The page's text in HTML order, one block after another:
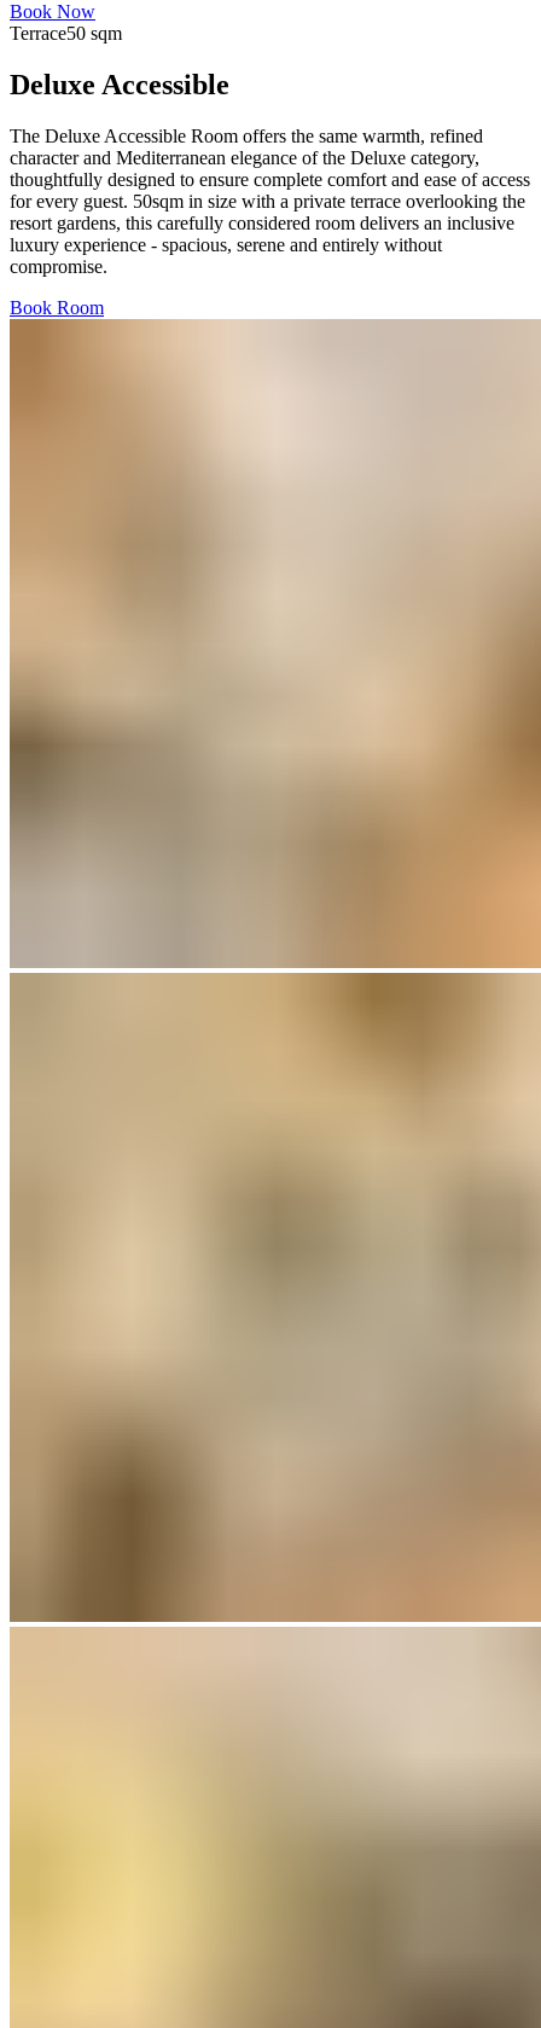
Book Now
Terrace​​​​‌ ‍ ​‍​‍‌‍ ‌ ​‍‌‍‍‌‌‍‌ ‌‍‍‌‌‍ ‍​‍​‍​ ‍‍​‍​‍‌ ​ ‌‍​‌‌‍ ‍‌‍‍‌‌ ‌​‌ ‍‌​‍ ‍‌‍‍‌‌‍ ​‍​‍​‍ ​​‍​‍‌‍‍​‌ ​‍‌‍‌‌‌‍‌‍​‍​‍​ ‍‍​‍​‍‌‍‍​‌ ‌​‌ ‌​‌ ​​‌ ​ ​ ‍‍​‍ ​‍ ‌‍ ​​‍ ‌‌‍​‌‌‍ ‍‌‍‌​​‍ ‌‌ ​‍​‍ ‌‌‍‍​‌‍ ‌ ‌​‌‍‌‌‌‍ ​‌ ​ ​‍ ‌‌ ​ ‌ ‌​‌ ‌‌‌‍‌​‌‍‍‌‌‍ ​‍ ‍‌ ‌‍‌‍‌‌‌ ​‍‌‍​ ‌‍‌‌‌‍ ​​‍ ‍‌‍​‌‌ ​​‌ ​​​‍ ‌‍‍‌‌‍ ‍‌ ‌​‌‍‌‌‌‍ ‍‌ ‌​​‍ ‌‍‌‌‌‍‌​‌‍‍‌‌ ‌​​‍ ‌‍ ‌‌‍ ‌‍‌​‌‍‌‌​ ‌‌ ​​‌ ​‍‌‍‌‌‌ ​ ‌‍‌‌‌‍ ‍‌ ‌​‌‍​‌‌ ‌​‌‍‍‌‌‍ ‌‍ ‍​ ‍ ‌‍‍‌‌‍‌​​ ‌​ ​​​ ‌‍‌‍​‍‌‍‌‍​ ‌‍​ ‌​‌‍‌​​ ​‍​‍ ‌​ ‌‍​ ​‌​ ​‍​ ‌ ​‍ ‌​ ‌​​ ​​​ ‌ ​ ‌‌​‍ ‌​ ‍‌​ ‍‌​ ‌‌​ ‍​​‍ ‌‌‍​ ​ ​‌‌‍​ ‌‍‌‍​ ‌‍​ ‍‌‌‍‌‍​ ​​‌‍‌‍‌‍​‌​ ‌‍​ ​‍​ ‍ ‌ ‌​‌ ‍‌‌ ​​‌‍‌‌​ ‌‌‍‍​‌‍ ‌ ‌​‌‍‌‌‌‍ ​‌‌​‍‌‍ ‌‍ ‌‍ ‌‌‌​ ‌ ‌‌‌‍‍‌‌ ‌​‌‍‌‌‌​​‌‌‍ ‌‌‍‌‌‌‍ ‍‌‍‍‌‌ ‌​‌ ‍‌​ ‍ ‌ ​​‌‍​‌‌ ‌​‌‍‍​​ ‌‌ ‌​‌‍‍‌‌ ‌​‌‍ ​‌‍‌‌​ ‌‍​‍‌‍​‌‌ ​ ‌‍‌‌‌‌‌‌‌ ​‍‌‍ ​​ ‌‌‍‍​‌ ‌​‌ ‌​‌ ​​‌ ​ ​‍‌‌​ ​ ‌​​‌​‍‌‌​ ​‍‌​‌‍​‍‌‌​ ​‍‌​‌‍‌‍ ​​‍ ‌‌‍​‌‌‍ ‍‌‍‌​​‍ ‌‌ ​‍​‍ ‌‌‍‍​‌‍ ‌ ‌​‌‍‌‌‌‍ ​‌ ​ ​‍ ‌‌ ​ ‌ ‌​‌ ‌‌‌‍‌​‌‍‍‌‌‍ ​‍ ‍‌ ‌‍‌‍‌‌‌ ​‍‌‍​ ‌‍‌‌‌‍ ​​‍ ‍‌‍​‌‌ ​​‌ ​​​‍‌‍‌‍‍‌‌‍‌​​ ‌​ ​​​ ‌‍‌‍​‍‌‍‌‍​ ‌‍​ ‌​‌‍‌​​ ​‍​‍ ‌​ ‌‍​ ​‌​ ​‍​ ‌ ​‍ ‌​ ‌​​ ​​​ ‌ ​ ‌‌​‍ ‌​ ‍‌​ ‍‌​ ‌‌​ ‍​​‍ ‌‌‍​ ​ ​‌‌‍​ ‌‍‌‍​ ‌‍​ ‍‌‌‍‌‍​ ​​‌‍‌‍‌‍​‌​ ‌‍​ ​‍​‍‌‍‌ ‌​‌ ‍‌‌ ​​‌‍‌‌​ ‌‌‍‍​‌‍ ‌ ‌​‌‍‌‌‌‍ ​‌‌​‍‌‍ ‌‍ ‌‍ ‌‌‌​ ‌ ‌‌‌‍‍‌‌ ‌​‌‍‌‌‌​​‌‌‍ ‌‌‍‌‌‌‍ ‍‌‍‍‌‌ ‌​‌ ‍‌​‍‌‍‌ ​​‌‍​‌‌ ‌​‌‍‍​​ ‌‌ ‌​‌‍‍‌‌ ‌​‌‍ ​‌‍‌‌​‍‌‍‌ ​​‌‍‌‌‌ ​‍‌ ​ ‌ ​​‌‍‌‌‌‍​ ‌ ‌​‌‍‍‌‌ ‌‍‌‍‌‌​ ‌‌ ​​‌ ‌‌‌‍​‍‌‍ ​‌‍‍‌‌ ​ ‌‍‍​‌‍‌‌‌‍‌​​‍​‍‌ ‌50 sqm​​​​‌ ‍ ​‍​‍‌‍ ‌ ​‍‌‍‍‌‌‍‌ ‌‍‍‌‌‍ ‍​‍​‍​ ‍‍​‍​‍‌ ​ ‌‍​‌‌‍ ‍‌‍‍‌‌ ‌​‌ ‍‌​‍ ‍‌‍‍‌‌‍ ​‍​‍​‍ ​​‍​‍‌‍‍​‌ ​‍‌‍‌‌‌‍‌‍​‍​‍​ ‍‍​‍​‍‌‍‍​‌ ‌​‌ ‌​‌ ​​‌ ​ ​ ‍‍​‍ ​‍ ‌‍ ​​‍ ‌‌‍​‌‌‍ ‍‌‍‌​​‍ ‌‌ ​‍​‍ ‌‌‍‍​‌‍ ‌ ‌​‌‍‌‌‌‍ ​‌ ​ ​‍ ‌‌ ​ ‌ ‌​‌ ‌‌‌‍‌​‌‍‍‌‌‍ ​‍ ‍‌ ‌‍‌‍‌‌‌ ​‍‌‍​ ‌‍‌‌‌‍ ​​‍ ‍‌‍​‌‌ ​​‌ ​​​‍ ‌‍‍‌‌‍ ‍‌ ‌​‌‍‌‌‌‍ ‍‌ ‌​​‍ ‌‍‌‌‌‍‌​‌‍‍‌‌ ‌​​‍ ‌‍ ‌‌‍ ‌‍‌​‌‍‌‌​ ‌‌ ​​‌ ​‍‌‍‌‌‌ ​ ‌‍‌‌‌‍ ‍‌ ‌​‌‍​‌‌ ‌​‌‍‍‌‌‍ ‌‍ ‍​ ‍ ‌‍‍‌‌‍‌​​ ‌‌‍‌‍​ ‌ ‌‍‌‌​ ‌‌​ ​‍‌‍​‌​ ​‍​ ‌‍​‍ ‌‌‍​‍​ ‌‌​ ​ ​ ​‍​‍ ‌​ ‌​‌‍​ ​ ‌ ​ ‍​​‍ ‌​ ‍​​ ‌‍​ ​ ‌‍‌​​‍ ‌​ ‍​​ ‌ ​ ‌‍​ ​‌‌‍‌‌​ ​ ‌‍‌​‌‍‌‍​ ​​‌‍​‌​ ‍‌‌‍‌‍​ ‍ ‌ ‌​‌ ‍‌‌ ​​‌‍‌‌​ ‌‌‍‍​‌‍ ‌ ‌​‌‍‌‌‌‍ ​‌‌​‍‌‍ ‌‍ ‌‍ ‌‌‌​ ‌ ‌‌‌‍‍‌‌ ‌​‌‍‌‌‌​​‌‌‍ ‌‌‍‌‌‌‍ ‍‌‍‍‌‌ ‌​‌ ‍‌​ ‍ ‌ ​​‌‍​‌‌ ‌​‌‍‍​​ ‌‌ ‌​‌‍‍‌‌ ‌​‌‍ ​‌‍‌‌​ ‌‍​‍‌‍​‌‌ ​ ‌‍‌‌‌‌‌‌‌ ​‍‌‍ ​​ ‌‌‍‍​‌ ‌​‌ ‌​‌ ​​‌ ​ ​‍‌‌​ ​ ‌​​‌​‍‌‌​ ​‍‌​‌‍​‍‌‌​ ​‍‌​‌‍‌‍ ​​‍ ‌‌‍​‌‌‍ ‍‌‍‌​​‍ ‌‌ ​‍​‍ ‌‌‍‍​‌‍ ‌ ‌​‌‍‌‌‌‍ ​‌ ​ ​‍ ‌‌ ​ ‌ ‌​‌ ‌‌‌‍‌​‌‍‍‌‌‍ ​‍ ‍‌ ‌‍‌‍‌‌‌ ​‍‌‍​ ‌‍‌‌‌‍ ​​‍ ‍‌‍​‌‌ ​​‌ ​​​‍‌‍‌‍‍‌‌‍‌​​ ‌‌‍‌‍​ ‌ ‌‍‌‌​ ‌‌​ ​‍‌‍​‌​ ​‍​ ‌‍​‍ ‌‌‍​‍​ ‌‌​ ​ ​ ​‍​‍ ‌​ ‌​‌‍​ ​ ‌ ​ ‍​​‍ ‌​ ‍​​ ‌‍​ ​ ‌‍‌​​‍ ‌​ ‍​​ ‌ ​ ‌‍​ ​‌‌‍‌‌​ ​ ‌‍‌​‌‍‌‍​ ​​‌‍​‌​ ‍‌‌‍‌‍​‍‌‍‌ ‌​‌ ‍‌‌ ​​‌‍‌‌​ ‌‌‍‍​‌‍ ‌ ‌​‌‍‌‌‌‍ ​‌‌​‍‌‍ ‌‍ ‌‍ ‌‌‌​ ‌ ‌‌‌‍‍‌‌ ‌​‌‍‌‌‌​​‌‌‍ ‌‌‍‌‌‌‍ ‍‌‍‍‌‌ ‌​‌ ‍‌​‍‌‍‌ ​​‌‍​‌‌ ‌​‌‍‍​​ ‌‌ ‌​‌‍‍‌‌ ‌​‌‍ ​‌‍‌‌​‍‌‍‌ ​​‌‍‌‌‌ ​‍‌ ​ ‌ ​​‌‍‌‌‌‍​ ‌ ‌​‌‍‍‌‌ ‌‍‌‍‌‌​ ‌‌ ​​‌ ‌‌‌‍​‍‌‍ ​‌‍‍‌‌ ​ ‌‍‍​‌‍‌‌‌‍‌​​‍​‍‌ ‌
Deluxe Accessible​​​​‌ ‍ ​‍​‍‌‍ ‌ ​‍‌‍‍‌‌‍‌ ‌‍‍‌‌‍ ‍​‍​‍​ ‍‍​‍​‍‌ ​ ‌‍​‌‌‍ ‍‌‍‍‌‌ ‌​‌ ‍‌​‍ ‍‌‍‍‌‌‍ ​‍​‍​‍ ​​‍​‍‌‍‍​‌ ​‍‌‍‌‌‌‍‌‍​‍​‍​ ‍‍​‍​‍‌‍‍​‌ ‌​‌ ‌​‌ ​​‌ ​ ​ ‍‍​‍ ​‍ ‌‍ ​​‍ ‌‌‍​‌‌‍ ‍‌‍‌​​‍ ‌‌ ​‍​‍ ‌‌‍‍​‌‍ ‌ ‌​‌‍‌‌‌‍ ​‌ ​ ​‍ ‌‌ ​ ‌ ‌​‌ ‌‌‌‍‌​‌‍‍‌‌‍ ​‍ ‍‌ ‌‍‌‍‌‌‌ ​‍‌‍​ ‌‍‌‌‌‍ ​​‍ ‍‌‍​‌‌ ​​‌ ​​​‍ ‌‍‍‌‌‍ ‍‌ ‌​‌‍‌‌‌‍ ‍‌ ‌​​‍ ‌‍‌‌‌‍‌​‌‍‍‌‌ ‌​​‍ ‌‍ ‌‌‍ ‌‍‌​‌‍‌‌​ ‌‌ ​​‌ ​‍‌‍‌‌‌ ​ ‌‍‌‌‌‍ ‍‌ ‌​‌‍​‌‌ ‌​‌‍‍‌‌‍ ‌‍ ‍​ ‍ ‌‍‍‌‌‍‌​​ ‌​ ​​​ ​​‌‍‌​​ ​‌​ ‌‌​ ‌‍​ ‌‍​ ‌‌​‍ ‌​ ‌‍​ ‍​‌‍​ ​ ‍​​‍ ‌​ ‌​‌‍‌‍‌‍​‌‌‍​‍​‍ ‌‌‍​‍‌‍‌‌​ ‌‌​ ‌‍​‍ ‌‌‍‌​​ ‌​‌‍‌‌​ ​​​ ‌ ​ ​ ​ ‍​​ ‌ ​ ​​​ ​‍​ ‌ ‌‍‌‌​ ‍ ‌ ‌​‌ ‍‌‌ ​​‌‍‌‌​ ‌‌‍‍​‌‍ ‌ ‌​‌‍‌‌‌‍ ​‌‌​‍‌‍ ‌‍ ‌‍ ‌‌‌​ ‌ ‌‌‌‍‍‌‌ ‌​‌‍‌‌​ ‍ ‌ ​​‌‍​‌‌ ‌​‌‍‍​​ ‌‌ ‌​‌‍‍‌‌ ‌​‌‍ ​‌‍‌‌​ ‌‍​‍‌‍​‌‌ ​ ‌‍‌‌‌‌‌‌‌ ​‍‌‍ ​​ ‌‌‍‍​‌ ‌​‌ ‌​‌ ​​‌ ​ ​‍‌‌​ ​ ‌​​‌​‍‌‌​ ​‍‌​‌‍​‍‌‌​ ​‍‌​‌‍‌‍ ​​‍ ‌‌‍​‌‌‍ ‍‌‍‌​​‍ ‌‌ ​‍​‍ ‌‌‍‍​‌‍ ‌ ‌​‌‍‌‌‌‍ ​‌ ​ ​‍ ‌‌ ​ ‌ ‌​‌ ‌‌‌‍‌​‌‍‍‌‌‍ ​‍ ‍‌ ‌‍‌‍‌‌‌ ​‍‌‍​ ‌‍‌‌‌‍ ​​‍ ‍‌‍​‌‌ ​​‌ ​​​‍‌‍‌‍‍‌‌‍‌​​ ‌​ ​​​ ​​‌‍‌​​ ​‌​ ‌‌​ ‌‍​ ‌‍​ ‌‌​‍ ‌​ ‌‍​ ‍​‌‍​ ​ ‍​​‍ ‌​ ‌​‌‍‌‍‌‍​‌‌‍​‍​‍ ‌‌‍​‍‌‍‌‌​ ‌‌​ ‌‍​‍ ‌‌‍‌​​ ‌​‌‍‌‌​ ​​​ ‌ ​ ​ ​ ‍​​ ‌ ​ ​​​ ​‍​ ‌ ‌‍‌‌​‍‌‍‌ ‌​‌ ‍‌‌ ​​‌‍‌‌​ ‌‌‍‍​‌‍ ‌ ‌​‌‍‌‌‌‍ ​‌‌​‍‌‍ ‌‍ ‌‍ ‌‌‌​ ‌ ‌‌‌‍‍‌‌ ‌​‌‍‌‌​‍‌‍‌ ​​‌‍​‌‌ ‌​‌‍‍​​ ‌‌ ‌​‌‍‍‌‌ ‌​‌‍ ​‌‍‌‌​‍‌‍‌ ​​‌‍‌‌‌ ​‍‌ ​ ‌ ​​‌‍‌‌‌‍​ ‌ ‌​‌‍‍‌‌ ‌‍‌‍‌‌​ ‌‌ ​​‌ ‌‌‌‍​‍‌‍ ​‌‍‍‌‌ ​ ‌‍‍​‌‍‌‌‌‍‌​​‍​‍‌ ‌
The Deluxe Accessible Room offers the same warmth, refined
character and Mediterranean elegance of the Deluxe category,
thoughtfully designed to ensure complete comfort and ease of access
for every guest. 50sqm in size with a private terrace overlooking the
resort gardens, this carefully considered room delivers an inclusive
luxury experience - spacious, serene and entirely without
compromise.​​​​‌ ‍ ​‍​‍‌‍ ‌ ​‍‌‍‍‌‌‍‌ ‌‍‍‌‌‍ ‍​‍​‍​ ‍‍​‍​‍‌ ​ ‌‍​‌‌‍ ‍‌‍‍‌‌ ‌​‌ ‍‌​‍ ‍‌‍‍‌‌‍ ​‍​‍​‍ ​​‍​‍‌‍‍​‌ ​‍‌‍‌‌‌‍‌‍​‍​‍​ ‍‍​‍​‍‌‍‍​‌ ‌​‌ ‌​‌ ​​‌ ​ ​ ‍‍​‍ ​‍ ‌‍ ​​‍ ‌‌‍​‌‌‍ ‍‌‍‌​​‍ ‌‌ ​‍​‍ ‌‌‍‍​‌‍ ‌ ‌​‌‍‌‌‌‍ ​‌ ​ ​‍ ‌‌ ​ ‌ ‌​‌ ‌‌‌‍‌​‌‍‍‌‌‍ ​‍ ‍‌ ‌‍‌‍‌‌‌ ​‍‌‍​ ‌‍‌‌‌‍ ​​‍ ‍‌‍​‌‌ ​​‌ ​​​‍ ‌‍‍‌‌‍ ‍‌ ‌​‌‍‌‌‌‍ ‍‌ ‌​​‍ ‌‍‌‌‌‍‌​‌‍‍‌‌ ‌​​‍ ‌‍ ‌‌‍ ‌‍‌​‌‍‌‌​ ‌‌ ​​‌ ​‍‌‍‌‌‌ ​ ‌‍‌‌‌‍ ‍‌ ‌​‌‍​‌‌ ‌​‌‍‍‌‌‍ ‌‍ ‍​ ‍ ‌‍‍‌‌‍‌​​ ‌​ ​​​ ​​‌‍‌​​ ​‌​ ‌‌​ ‌‍​ ‌‍​ ‌‌​‍ ‌​ ‌‍​ ‍​‌‍​ ​ ‍​​‍ ‌​ ‌​‌‍‌‍‌‍​‌‌‍​‍​‍ ‌‌‍​‍‌‍‌‌​ ‌‌​ ‌‍​‍ ‌‌‍‌​​ ‌​‌‍‌‌​ ​​​ ‌ ​ ​ ​ ‍​​ ‌ ​ ​​​ ​‍​ ‌ ‌‍‌‌​ ‍ ‌ ‌​‌ ‍‌‌ ​​‌‍‌‌​ ‌‌‍‍​‌‍ ‌ ‌​‌‍‌‌‌‍ ​‌‌​‍‌‍ ‌‍ ‌‍ ‌‌‌​ ‌ ‌‌‌‍‍‌‌ ‌​‌‍‌‌​ ‍ ‌ ​​‌‍​‌‌ ‌​‌‍‍​​ ‌‌‍‌​‌‍‌‌‌ ​ ‌‍​ ‌ ​‍‌‍‍‌‌ ​​‌ ‌​‌‍‍‌‌‍ ‌‍ ‍​ ‌‍​‍‌‍​‌‌ ​ ‌‍‌‌‌‌‌‌‌ ​‍‌‍ ​​ ‌‌‍‍​‌ ‌​‌ ‌​‌ ​​‌ ​ ​‍‌‌​ ​ ‌​​‌​‍‌‌​ ​‍‌​‌‍​‍‌‌​ ​‍‌​‌‍‌‍ ​​‍ ‌‌‍​‌‌‍ ‍‌‍‌​​‍ ‌‌ ​‍​‍ ‌‌‍‍​‌‍ ‌ ‌​‌‍‌‌‌‍ ​‌ ​ ​‍ ‌‌ ​ ‌ ‌​‌ ‌‌‌‍‌​‌‍‍‌‌‍ ​‍ ‍‌ ‌‍‌‍‌‌‌ ​‍‌‍​ ‌‍‌‌‌‍ ​​‍ ‍‌‍​‌‌ ​​‌ ​​​‍‌‍‌‍‍‌‌‍‌​​ ‌​ ​​​ ​​‌‍‌​​ ​‌​ ‌‌​ ‌‍​ ‌‍​ ‌‌​‍ ‌​ ‌‍​ ‍​‌‍​ ​ ‍​​‍ ‌​ ‌​‌‍‌‍‌‍​‌‌‍​‍​‍ ‌‌‍​‍‌‍‌‌​ ‌‌​ ‌‍​‍ ‌‌‍‌​​ ‌​‌‍‌‌​ ​​​ ‌ ​ ​ ​ ‍​​ ‌ ​ ​​​ ​‍​ ‌ ‌‍‌‌​‍‌‍‌ ‌​‌ ‍‌‌ ​​‌‍‌‌​ ‌‌‍‍​‌‍ ‌ ‌​‌‍‌‌‌‍ ​‌‌​‍‌‍ ‌‍ ‌‍ ‌‌‌​ ‌ ‌‌‌‍‍‌‌ ‌​‌‍‌‌​‍‌‍‌ ​​‌‍​‌‌ ‌​‌‍‍​​ ‌‌‍‌​‌‍‌‌‌ ​ ‌‍​ ‌ ​‍‌‍‍‌‌ ​​‌ ‌​‌‍‍‌‌‍ ‌‍ ‍​‍‌‍‌ ​​‌‍‌‌‌ ​‍‌ ​ ‌ ​​‌‍‌‌‌‍​ ‌ ‌​‌‍‍‌‌ ‌‍‌‍‌‌​ ‌‌ ​​‌ ‌‌‌‍​‍‌‍ ​‌‍‍‌‌ ​ ‌‍‍​‌‍‌‌‌‍‌​​‍​‍‌ ‌
Book Room​​​​‌ ‍ ​‍​‍‌‍ ‌ ​‍‌‍‍‌‌‍‌ ‌‍‍‌‌‍ ‍​‍​‍​ ‍‍​‍​‍‌ ​ ‌‍​‌‌‍ ‍‌‍‍‌‌ ‌​‌ ‍‌​‍ ‍‌‍‍‌‌‍ ​‍​‍​‍ ​​‍​‍‌‍‍​‌ ​‍‌‍‌‌‌‍‌‍​‍​‍​ ‍‍​‍​‍‌‍‍​‌ ‌​‌ ‌​‌ ​​‌ ​ ​ ‍‍​‍ ​‍ ‌‍ ​​‍ ‌‌‍​‌‌‍ ‍‌‍‌​​‍ ‌‌ ​‍​‍ ‌‌‍‍​‌‍ ‌ ‌​‌‍‌‌‌‍ ​‌ ​ ​‍ ‌‌ ​ ‌ ‌​‌ ‌‌‌‍‌​‌‍‍‌‌‍ ​‍ ‍‌ ‌‍‌‍‌‌‌ ​‍‌‍​ ‌‍‌‌‌‍ ​​‍ ‍‌‍​‌‌ ​​‌ ​​​‍ ‌‍‍‌‌‍ ‍‌ ‌​‌‍‌‌‌‍ ‍‌ ‌​​‍ ‌‍‌‌‌‍‌​‌‍‍‌‌ ‌​​‍ ‌‍ ‌‌‍ ‌‍‌​‌‍‌‌​ ‌‌ ​​‌ ​‍‌‍‌‌‌ ​ ‌‍‌‌‌‍ ‍‌ ‌​‌‍​‌‌ ‌​‌‍‍‌‌‍ ‌‍ ‍​ ‍ ‌‍‍‌‌‍‌​​ ‌​ ​​​ ​​‌‍‌​​ ​‌​ ‌‌​ ‌‍​ ‌‍​ ‌‌​‍ ‌​ ‌‍​ ‍​‌‍​ ​ ‍​​‍ ‌​ ‌​‌‍‌‍‌‍​‌‌‍​‍​‍ ‌‌‍​‍‌‍‌‌​ ‌‌​ ‌‍​‍ ‌‌‍‌​​ ‌​‌‍‌‌​ ​​​ ‌ ​ ​ ​ ‍​​ ‌ ​ ​​​ ​‍​ ‌ ‌‍‌‌​ ‍ ‌ ‌​‌ ‍‌‌ ​​‌‍‌‌​ ‌‌‍‍​‌‍ ‌ ‌​‌‍‌‌‌‍ ​‌‌​‍‌‍ ‌‍ ‌‍ ‌‌‌​ ‌ ‌‌‌‍‍‌‌ ‌​‌‍‌‌​ ‍ ‌ ​​‌‍​‌‌ ‌​‌‍‍​​ ‌‌‍​ ‌ ‌​‌‍​‌​‍ ‍‌‍ ​‌‍​‌‌‍​‍‌‍‌‌‌‍ ​​ ‌‍​‍‌‍​‌‌ ​ ‌‍‌‌‌‌‌‌‌ ​‍‌‍ ​​ ‌‌‍‍​‌ ‌​‌ ‌​‌ ​​‌ ​ ​‍‌‌​ ​ ‌​​‌​‍‌‌​ ​‍‌​‌‍​‍‌‌​ ​‍‌​‌‍‌‍ ​​‍ ‌‌‍​‌‌‍ ‍‌‍‌​​‍ ‌‌ ​‍​‍ ‌‌‍‍​‌‍ ‌ ‌​‌‍‌‌‌‍ ​‌ ​ ​‍ ‌‌ ​ ‌ ‌​‌ ‌‌‌‍‌​‌‍‍‌‌‍ ​‍ ‍‌ ‌‍‌‍‌‌‌ ​‍‌‍​ ‌‍‌‌‌‍ ​​‍ ‍‌‍​‌‌ ​​‌ ​​​‍‌‍‌‍‍‌‌‍‌​​ ‌​ ​​​ ​​‌‍‌​​ ​‌​ ‌‌​ ‌‍​ ‌‍​ ‌‌​‍ ‌​ ‌‍​ ‍​‌‍​ ​ ‍​​‍ ‌​ ‌​‌‍‌‍‌‍​‌‌‍​‍​‍ ‌‌‍​‍‌‍‌‌​ ‌‌​ ‌‍​‍ ‌‌‍‌​​ ‌​‌‍‌‌​ ​​​ ‌ ​ ​ ​ ‍​​ ‌ ​ ​​​ ​‍​ ‌ ‌‍‌‌​‍‌‍‌ ‌​‌ ‍‌‌ ​​‌‍‌‌​ ‌‌‍‍​‌‍ ‌ ‌​‌‍‌‌‌‍ ​‌‌​‍‌‍ ‌‍ ‌‍ ‌‌‌​ ‌ ‌‌‌‍‍‌‌ ‌​‌‍‌‌​‍‌‍‌ ​​‌‍​‌‌ ‌​‌‍‍​​ ‌‌‍​ ‌ ‌​‌‍​‌​‍ ‍‌‍ ​‌‍​‌‌‍​‍‌‍‌‌‌‍ ​​‍‌‍‌ ​​‌‍‌‌‌ ​‍‌ ​ ‌ ​​‌‍‌‌‌‍​ ‌ ‌​‌‍‍‌‌ ‌‍‌‍‌‌​ ‌‌ ​​‌ ‌‌‌‍​‍‌‍ ​‌‍‍‌‌ ​ ‌‍‍​‌‍‌‌‌‍‌​​‍​‍‌ ‌